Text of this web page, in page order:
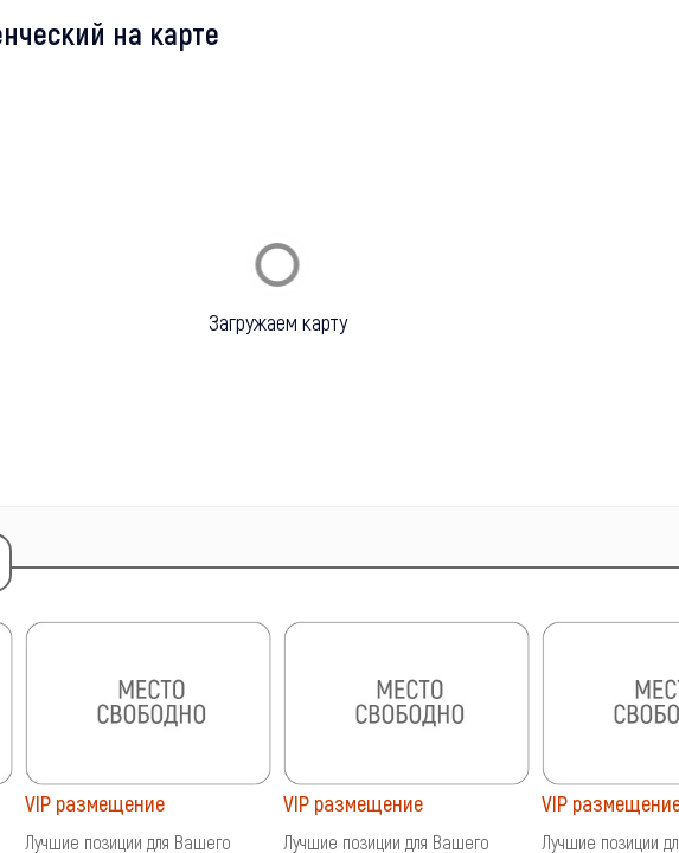
на карте
Загружаем карту
VIP размещение
Лучшие позиции для Вашего
VIP размещение
Лучшие позиции для Вашего
VIP
Лучшие позиции